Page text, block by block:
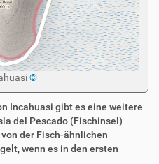
©
Incahuasi gibt es eine weitere
del Pescado (Fischinsel)
der Fisch-ähnlichen
wenn es in den ersten